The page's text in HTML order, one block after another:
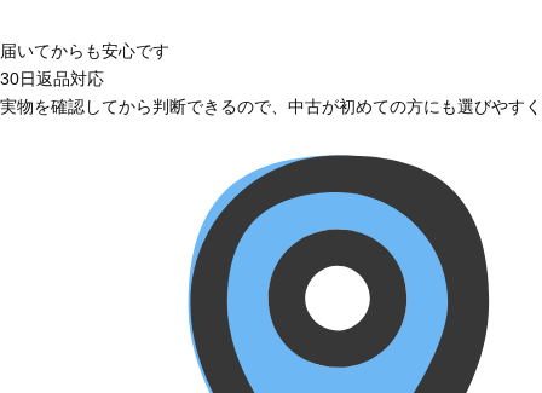
届いてからも安心です
30日返品対応
実物を確認してから判断できるので、中古が初めての方にも選びやす